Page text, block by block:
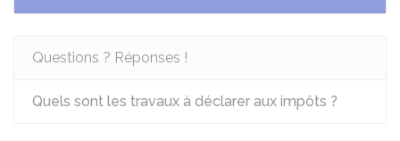
Questions ? Réponses !
Quels sont les travaux à déclarer aux impôts ?